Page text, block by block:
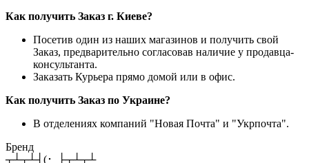
Как получить Заказ г. Киеве?
Посетив один из наших магазинов и получить свой
Заказ, предварительно согласовав наличие у продавца-
консультанта.
Заказать Курьера прямо домой или в офис.
Как получить Заказ по Украине?
В отделениях компаний "Новая Почта" и "Укрпочта".
Бренд
┬┴┬┴┤(･_├┬┴┬┴